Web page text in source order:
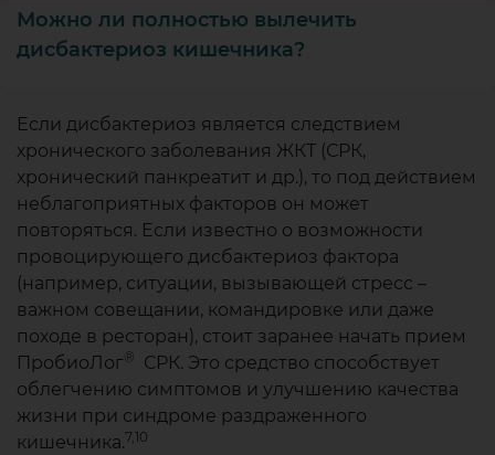
Можно ли полностью вылечить
дисбактериоз кишечника?
Если дисбактериоз является следствием
хронического заболевания ЖКТ (СРК,
хронический панкреатит и др.), то под действием
неблагоприятных факторов он может
повторяться. Если известно о возможности
провоцирующего дисбактериоз фактора
(например, ситуации, вызывающей стресс –
важном совещании, командировке или даже
походе в ресторан), стоит заранее начать прием
ПробиоЛог ®
СРК. Это средство способствует
облегчению симптомов и улучшению качества
жизни при синдроме раздраженного
кишечника.7,10